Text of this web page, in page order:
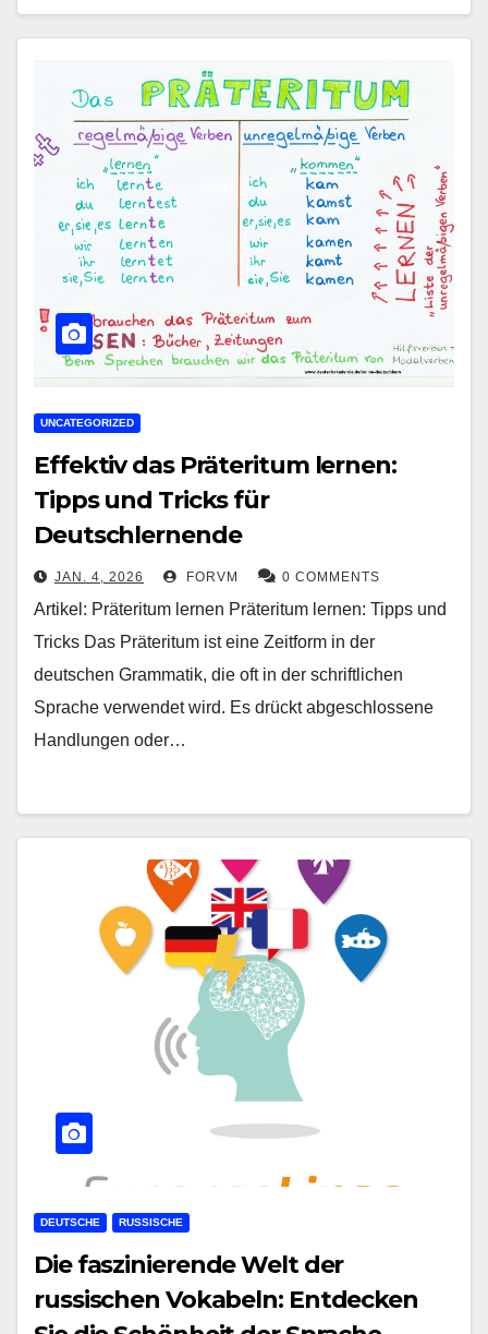
UNCATEGORIZED
Effektiv das Präteritum lernen:
Tipps und Tricks für
Deutschlernende
JAN. 4, 2026 FORVM 0 COMMENTS
Artikel: Präteritum lernen Präteritum lernen: Tipps und
Tricks Das Präteritum ist eine Zeitform in der
deutschen Grammatik, die oft in der schriftlichen
Sprache verwendet wird. Es drückt abgeschlossene
Handlungen oder…
DEUTSCHE RUSSISCHE
Die faszinierende Welt der
russischen Vokabeln: Entdecken